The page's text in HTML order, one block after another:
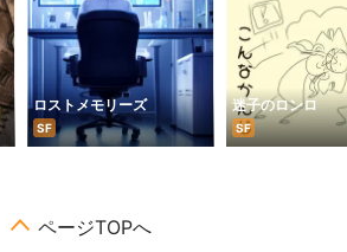
ロストメモリーズ
SF
迷子のロンロ
SF
ページTOPへ